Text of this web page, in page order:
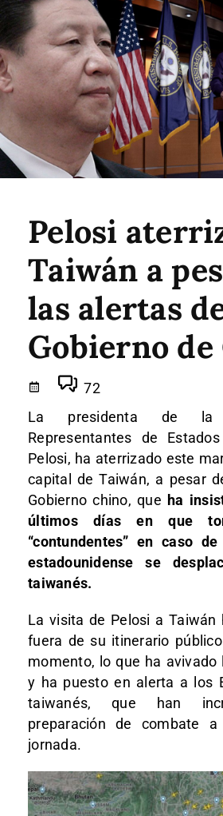
Pelosi
Taiwán a
las alertas
Gobierno
72
La presidenta de la
Representantes de
Pelosi, ha aterrizado este
capital de Taiwán, a pesar
Gobierno chino, que ha
últimos días en que
“contundentes” en caso
estadounidense se
taiwanés.
La visita de Pelosi a Taiwán
fuera de su itinerario
momento, lo que ha avivado
y ha puesto en alerta a los
taiwanés, que han
preparación de combate
jornada.